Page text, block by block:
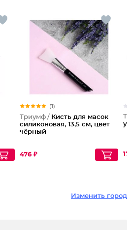
(1)
Триумф / Кисть для масок
силиконовая, 13,5 см, цвет
чёрный
476 ₽
Изменить город